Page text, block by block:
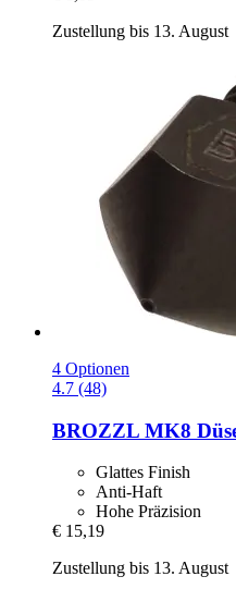
Zustellung bis 13. August
4 Optionen
4.7 (48)
BROZZL MK8
Glattes Finish
Anti-Haft
Hohe Präzision
€ 15,19
Zustellung bis 13. August